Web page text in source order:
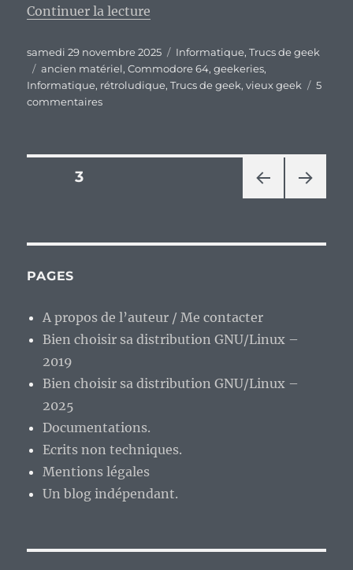
Continuer la lecture
Publié
le
samedi 29 novembre 2025 Catégories
Informatique,Trucs de geek
Étiquettes
ancien matériel,Commodore 64,geekeries,
Informatique, rétroludique,Trucs de geek,vieux geek
5
commentairessur
Pagination
publications
CÉD
PAGE3
ANT
PAGES
A propos de l’auteur / Me contacter
Bien choisir sa distribution GNU/Linux –
2019
Bien choisir sa distribution GNU/Linux –
2025
Documentations.
Ecrits non techniques.
Mentions légales
Un blog indépendant.